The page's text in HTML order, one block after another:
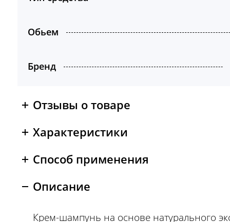
Обьем
Бренд
Отзывы о товаре
Характеристики
Способ применения
Описание
Крем-шампунь на основе натурального